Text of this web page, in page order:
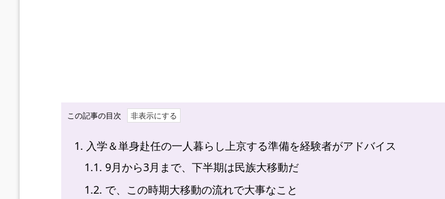
この記事の目次
1. 入学＆単身赴任の一人暮らし上京する準備を経験者がアドバイス
1.1. 9月から3月まで、下半期は民族大移動だ
1.2. で、この時期大移動の流れで大事なこと